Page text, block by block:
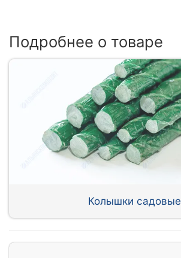
Подробнее о товаре
Колышки садовые